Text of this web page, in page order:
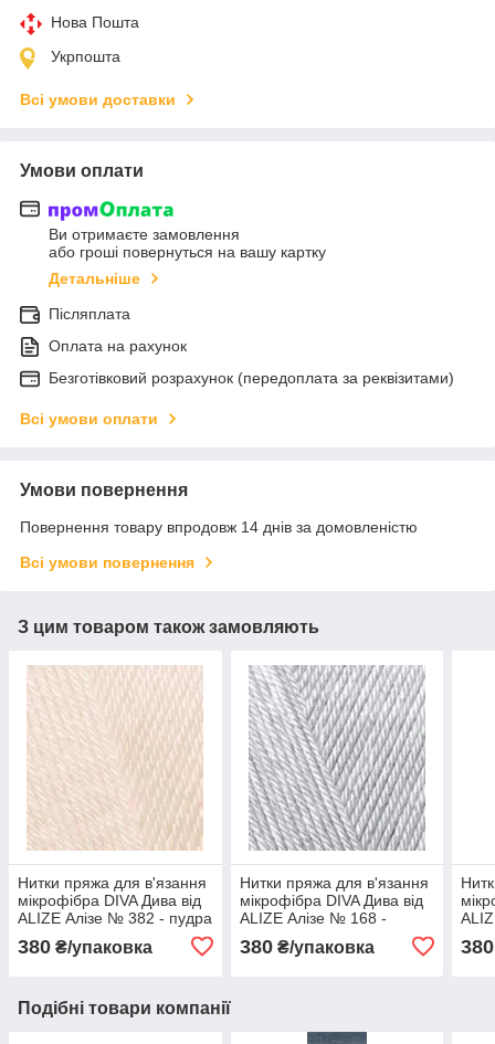
Нова Пошта
Укрпошта
Всі умови доставки
Умови оплати
Ви отримаєте замовлення
або гроші повернуться на вашу картку
Детальніше
Післяплата
Оплата на рахунок
Безготівковий розрахунок (передоплата за реквізитами)
Всі умови оплати
Умови повернення
Повернення товару впродовж 14 днів за домовленістю
Всі умови повернення
З цим товаром також замовляють
Нитки пряжа для в'язання
мікрофібра DIVA Дива від
ALIZE Алізе № 382 - пудра
380 ₴/упаковка
Нитки пряжа для в'язання
мікрофібра DIVA Дива від
ALIZE Алізе № 168 -
380₴/упаковка 380
Подібні товари компанії